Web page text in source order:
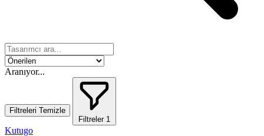
Aranıyor...
Filtreleri Temizle
Filtreler 1
Kutugo